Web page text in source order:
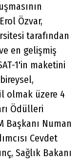
Özvar,
tarafından
en gelişmiş
1'in maketini
olmak üzere 4
Ödülleri
Başkanı Numan
Cevdet
Sağlık Bakanı